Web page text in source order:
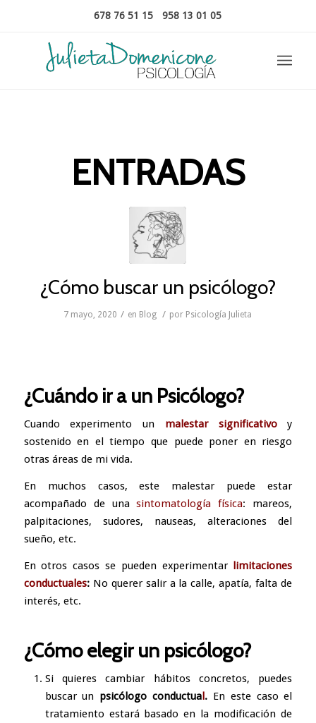
678 76 51 15 -958 13 01 05
ENTRADAS
¿Cómo buscar un psicólogo?
7 mayo, 2020 / en Blog / por Psicología Julieta
¿Cuándo ir a un Psicólogo?
Cuando experimento un malestar significativoy
sostenido en el tiempo que puede poner en riesgo
otras áreas de mi vida.
En muchos casos, este malestar puede estar
acompañado de unasintomatología física: mareos,
palpitaciones, sudores, nauseas, alteraciones del
sueño, etc.
En otros casos se pueden experimentar limitaciones
conductuales:No querer salir a la calle, apatía, falta de
interés, etc.
¿Cómo elegir un psicólogo?
Si quieres cambiar hábitos concretos, puedes
buscar un psicólogo conductual. En este caso el
tratamiento estará basado en la modificación de